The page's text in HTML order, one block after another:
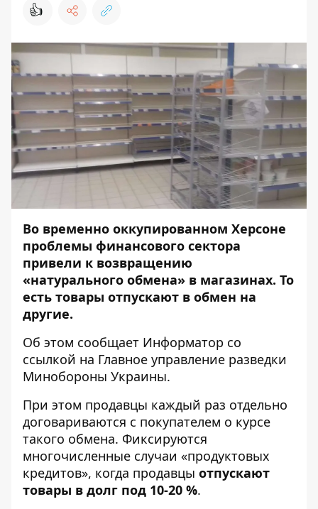
👍
Во временно оккупированном Херсоне
проблемы финансового сектора
привели к возвращению
«натурального обмена» в магазинах. То
есть товары отпускают в обмен на
другие.
Об этом сообщает Информатор со
ссылкой на Главное управление разведки
Минобороны Украины.
При этом продавцы каждый раз отдельно
договариваются с покупателем о курсе
такого обмена. Фиксируются
многочисленные случаи «продуктовых
кредитов», когда продавцы отпускают
товары в долг под 10-20 %.